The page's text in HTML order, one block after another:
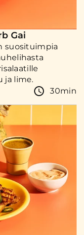
Gai
suosituimpia
ja lime.
30min